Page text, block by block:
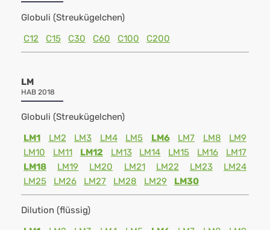
Globuli (Streukügelchen)
C12
C15 C30 C60 C100 C200
LM
HAB 2018
Globuli (Streukügelchen)
LM1
LM2 LM3 LM4 LM5 LM6 LM7 LM8
LM9
LM10
LM11 LM12 LM13 LM14 LM15 LM16
LM17
LM18
LM19 LM20 LM21 LM22 LM23
LM24
LM25
LM26 LM27 LM28 LM29 LM30
Dilution (flüssig)